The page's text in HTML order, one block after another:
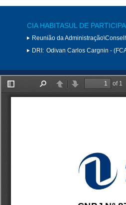
CIA HABITASUL DE
Reunião da
DRI: Odivan Carlos Cargnin -